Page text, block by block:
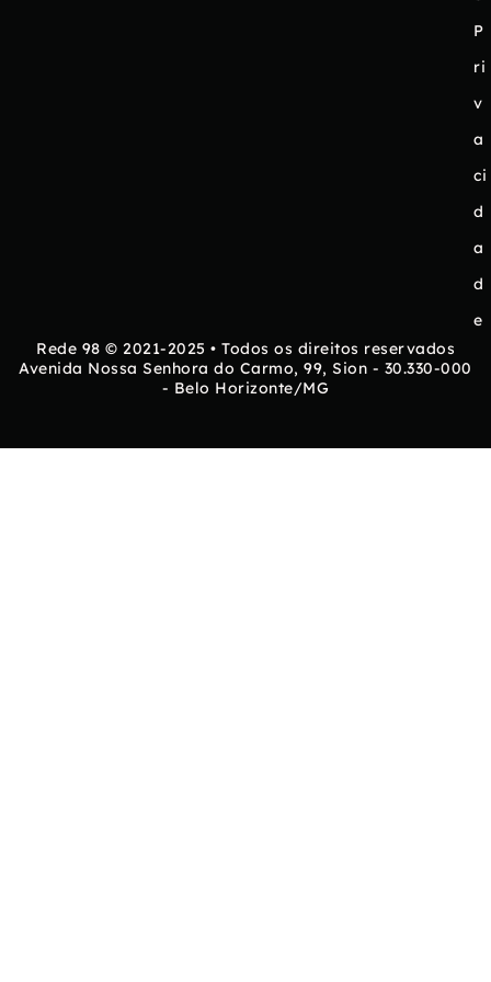
P
ri
v
a
ci
d
a
d
e
Rede 98 © 2021-2025 • Todos os direitos reservados
Avenida Nossa Senhora do Carmo, 99, Sion - 30.330-000
- Belo Horizonte/MG